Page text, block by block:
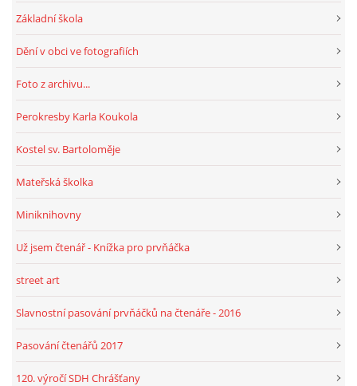
HRY, KVÍZY, VZDĚLÁVÁNÍ ON-LINE
© 2026 eStránky.cz Aktualizováno: 1. 8. 2026
Základní škola
Dění v obci ve fotografiích
Foto z archivu...
Perokresby Karla Koukola
Kostel sv. Bartoloměje
Mateřská školka
Miniknihovny
Už jsem čtenář - Knížka pro prvňáčka
street art
Slavnostní pasování prvňáčků na čtenáře - 2016
Pasování čtenářů 2017
120. výročí SDH Chrášťany